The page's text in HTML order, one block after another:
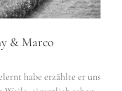
& Marco
habe erzählte er uns